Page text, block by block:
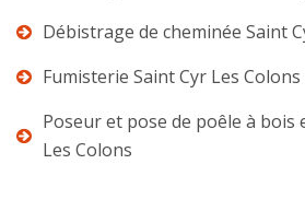
Débistrage de cheminée Saint
Fumisterie Saint Cyr Les Colons
Poseur et pose de poêle à bois
Les Colons